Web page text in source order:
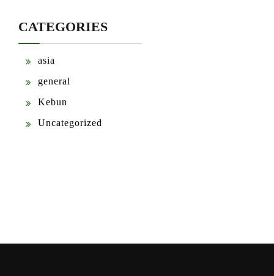
CATEGORIES
asia
general
Kebun
Uncategorized